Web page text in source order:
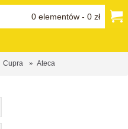
0 elementów - 0 zł
Cupra Ateca